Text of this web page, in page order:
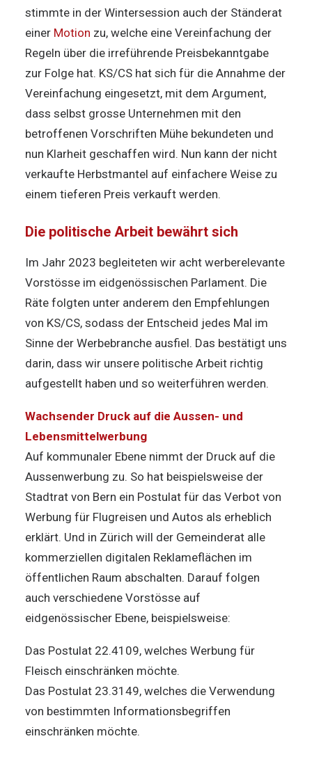
stimmte in der Wintersession auch der Ständerat
einer Motion zu, welche eine Vereinfachung der
Regeln über die irreführende Preisbekanntgabe
zur Folge hat. KS/CS hat sich für die Annahme der
Vereinfachung eingesetzt, mit dem Argument,
dass selbst grosse Unternehmen mit den
betroffenen Vorschriften Mühe bekundeten und
nun Klarheit geschaffen wird. Nun kann der nicht
verkaufte Herbstmantel auf einfachere Weise zu
einem tieferen Preis verkauft werden.
Die politische Arbeit bewährt sich
Im Jahr 2023 begleiteten wir acht werberelevante
Vorstösse im eidgenössischen Parlament. Die
Räte folgten unter anderem den Empfehlungen
von KS/CS, sodass der Entscheid jedes Mal im
Sinne der Werbebranche ausfiel. Das bestätigt uns
darin, dass wir unsere politische Arbeit richtig
aufgestellt haben und so weiterführen werden.
Wachsender Druck auf die Aussen- und
Lebensmittelwerbung
Auf kommunaler Ebene nimmt der Druck auf die
Aussenwerbung zu. So hat beispielsweise der
Stadtrat von Bern ein Postulat für das Verbot von
Werbung für Flugreisen und Autos als erheblich
erklärt. Und in Zürich will der Gemeinderat alle
kommerziellen digitalen Reklameflächen im
öffentlichen Raum abschalten. Darauf folgen
auch verschiedene Vorstösse auf
eidgenössischer Ebene, beispielsweise:
Das Postulat 22.4109, welches Werbung für
Fleisch einschränken möchte.
Das Postulat 23.3149, welches die Verwendung
von bestimmten Informationsbegriffen
einschränken möchte.